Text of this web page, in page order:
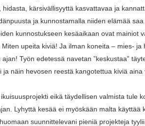
hidasta, kärsivällisyyttä kasvattavaa ja
ja kunnostamalla niiden elämää
kunnostukseen kesäaikaan ovat mainiot
Miten upeita kiviä! Ja ilman koneita – mies-
Työn edetessä navetan ”keskustaa”
ja näin hevosen reestä kangotettua kiviä aina
eikä täydellisen valmista tule
Lyhyttä kesää ei myöskään malta käyttää
suunnittelevani pieniä projekteja